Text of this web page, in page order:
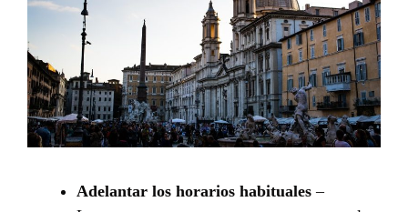
Adelantar los horarios habituales –